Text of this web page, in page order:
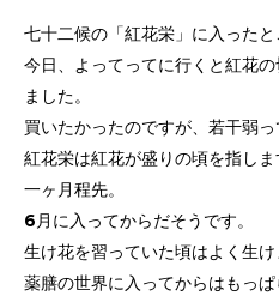
七十二候の「紅花栄」に入ったと
今日、よってってに行くと紅花
ました。
買いたかったのですが、若干弱っ
紅花栄は紅花が盛りの頃を指し
一ヶ月程先。
6月に入ってからだそうです。
生け花を習っていた頃はよく生け
薬膳の世界に入ってからはもっ